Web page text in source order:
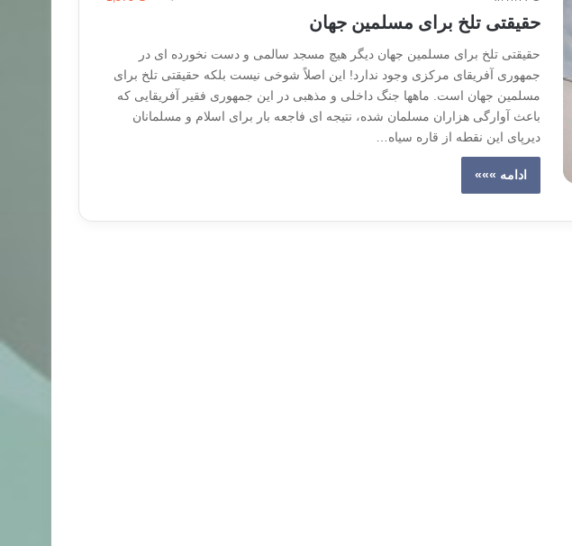
حقیقتی تلخ برای مسلمین جهان
حقیقتی تلخ برای مسلمین جهان دیگر هیچ مسجد سالمی و دست نخورده ای در
جمهوری آفریقای مرکزی وجود ندارد! این اصلاً شوخی نیست بلکه حقیقتی تلخ برای
مسلمین جهان است. ماهها جنگ داخلی و مذهبی در این جمهوری فقیر آفریقایی که
باعث آوارگی هزاران مسلمان شده، نتیجه ای فاجعه بار برای اسلام و مسلمانان
دیرپای این نقطه از قاره سیاه…
ادامه »»»